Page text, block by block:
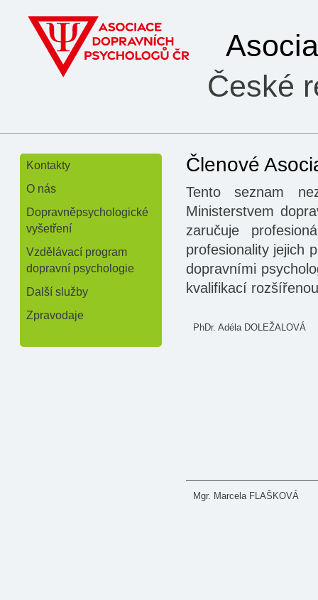
České
Kontakty
O nás
Dopravněpsychologické
vyšetření
Vzdělávací program
dopravní psychologie
Další služby
Zpravodaje
Členové
Tento seznam
Ministerstvem
zaručuje
profesionality jejich
dopravními
kvalifikací
PhDr. Adéla DOLEŽALOVÁ
Mgr. Marcela FLAŠKOVÁ